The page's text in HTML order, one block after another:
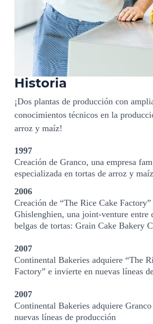
Historia
¡Dos plantas de producción con
conocimientos técnicos en la
arroz y maíz!
1997
Creación de Granco, una empresa
especializada en tortas de arroz y maíz
2006
Creación de “The Rice Cake Factory”
Ghislenghien, una joint-venture entre
belgas de tortas: Grain Cake Bakery
2007
Continental Bakeries adquiere “The
Factory” e invierte en nuevas líneas
2007
Continental Bakeries adquiere
nuevas líneas de producción